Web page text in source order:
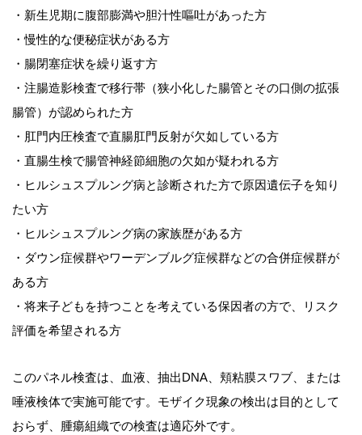
・新生児期に腹部膨満や胆汁性嘔吐があった方
・慢性的な便秘症状がある方
・腸閉塞症状を繰り返す方
・注腸造影検査で移行帯（狭小化した腸管とその口側の拡張
腸管）が認められた方
・肛門内圧検査で直腸肛門反射が欠如している方
・直腸生検で腸管神経節細胞の欠如が疑われる方
・ヒルシュスプルング病と診断された方で原因遺伝子を知り
たい方
・ヒルシュスプルング病の家族歴がある方
・ダウン症候群やワーデンブルグ症候群などの合併症候群が
ある方
・将来子どもを持つことを考えている保因者の方で、リスク
評価を希望される方
このパネル検査は、血液、抽出DNA、頬粘膜スワブ、または
唾液検体で実施可能です。モザイク現象の検出は目的として
おらず、腫瘍組織での検査は適応外です。